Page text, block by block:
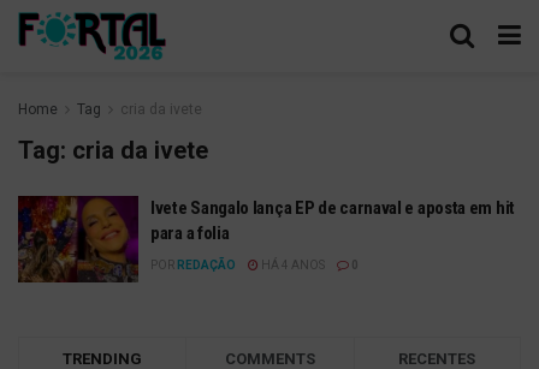
Home Tag cria da ivete
Tag: cria da ivete
Ivete Sangalo lança EP de carnaval e aposta em hit
para a folia
POR REDAÇÃO HÁ 4 ANOS
TRENDING COMMENTS RECENTES